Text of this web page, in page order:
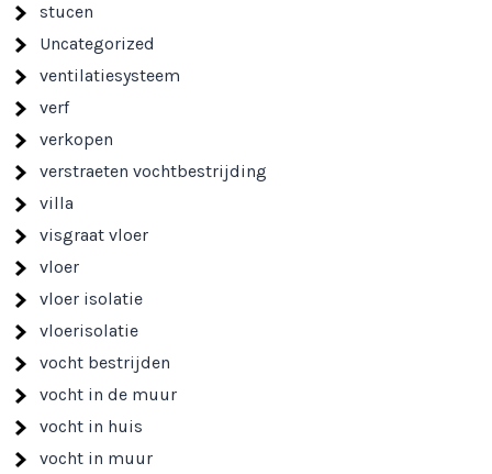
stucen
Uncategorized
ventilatiesysteem
verf
verkopen
verstraeten vochtbestrijding
villa
visgraat vloer
vloer
vloer isolatie
vloerisolatie
vocht bestrijden
vocht in de muur
vocht in huis
vocht in muur